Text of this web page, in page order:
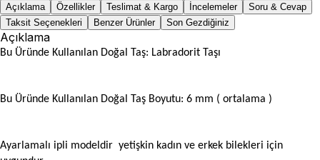
Açıklama Özellikler Teslimat & Kargo İncelemeler
Soru & Cevap
Taksit Seçenekleri
Benzer Ürünler Son Gezdiğiniz
Açıklama
Bu Üründe Kullanılan Doğal Taş: Labradorit Taşı
Bu Üründe Kullanılan Doğal Taş Boyutu: 6 mm ( ortalama )
Ayarlamalı ipli modeldir yetişkin kadın ve erkek bilekleri için